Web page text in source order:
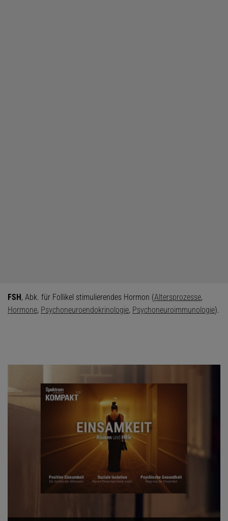
FSH, Abk. für Follikel stimulierendes Hormon (Altersprozesse,
Hormone, Psychoneuroendokrinologie, Psychoneuroimmunologie).